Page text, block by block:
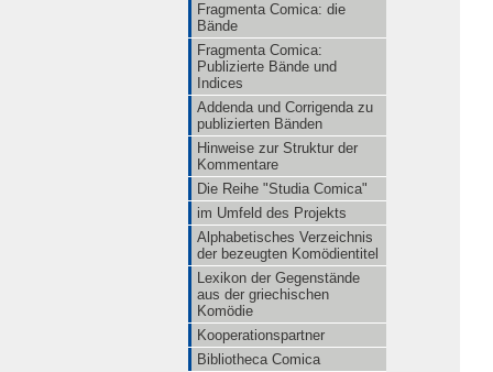
Fragmenta Comica: die
Bände
Fragmenta Comica:
Publizierte Bände und
Indices
Addenda und Corrigenda zu
publizierten Bänden
Hinweise zur Struktur der
Kommentare
Die Reihe "Studia Comica"
im Umfeld des Projekts
Alphabetisches Verzeichnis
der bezeugten Komödientitel
Lexikon der Gegenstände
aus der griechischen
Komödie
Kooperationspartner
Bibliotheca Comica